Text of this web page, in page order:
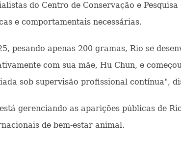
do Centro de Conservação e
e comportamentais necessárias.
pesando apenas 200 gramas, Rio se
com sua mãe, Hu Chun, e
sob supervisão profissional contínua",
gerenciando as aparições públicas de
de bem-estar animal.